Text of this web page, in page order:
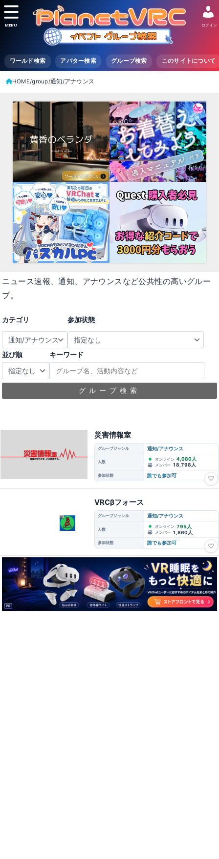
ワールド検索 アバター検索 グループ検索 このサイトについて
ログイン
MENU
HOME group 通知/アナウンス
ニュース速報、通知、アナウンスなど公共性の高いグルー
プ。
カテゴリ 参加状態
並び順 キーワード
グループ検索
災害情報室
グループジャンル 通知/アナウンス
人数
オンライン 4,080人
メンバー 18,798人
参加状態 誰でも参加可 ♡
VRCβフォース
グループジャンル 通知/アナウンス
人数
オンライン 795人
メンバー 1,860人
参加状態 誰でも参加可 ♡